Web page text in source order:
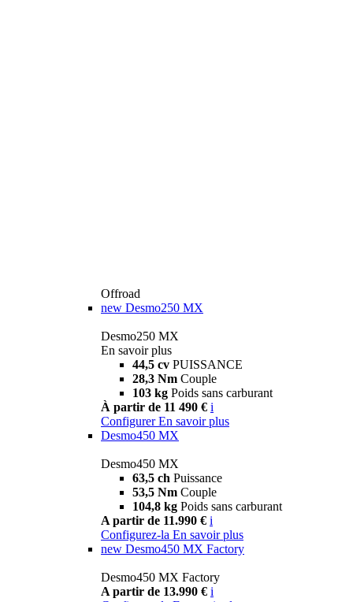
Offroad
new Desmo250 MX
Desmo250 MX
En savoir plus
44,5 cv PUISSANCE
28,3 Nm Couple
103 kg Poids sans carburant
À partir de 11 490 € i
Configurer En savoir plus
Desmo450 MX
Desmo450 MX
63,5 ch Puissance
53,5 Nm Couple
104,8 kg Poids sans carburant
A partir de 11.990 € i
Configurez-la En savoir plus
new Desmo450 MX Factory
Desmo450 MX Factory
A partir de 13.990 € i